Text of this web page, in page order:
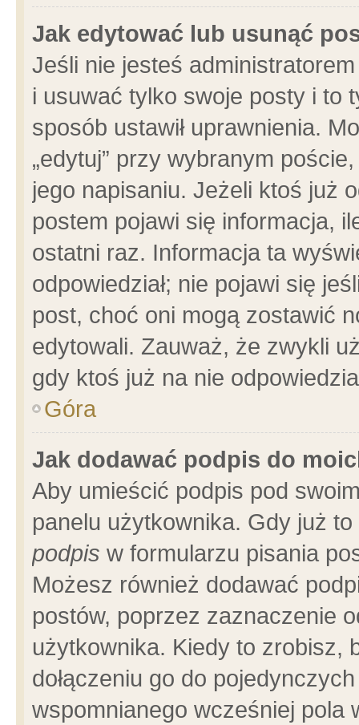
Jak edytować lub usunąć
Jeśli nie jesteś
i usuwać tylko swoje posty i to
sposób ustawił uprawnienia.
„edytuj” przy wybranym
jego napisaniu. Jeżeli ktoś już
postem pojawi się informacja,
ostatni raz. Informacja ta
odpowiedział; nie pojawi się
post, choć oni mogą zostawić
edytowali. Zauważ, że zwykli
gdy ktoś już na nie
Góra
Jak dodawać podpis do
Aby umieścić podpis pod
panelu użytkownika. Gdy już
podpis w formularzu pisania
Możesz również dodawać
postów, poprzez zaznaczenie
użytkownika. Kiedy to zrobisz,
dołączeniu go do
wspomnianego wcześniej pola